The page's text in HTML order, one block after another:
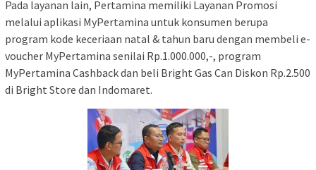
Pada layanan lain, Pertamina memiliki Layanan Promosi
melalui aplikasi MyPertamina untuk konsumen berupa
program kode keceriaan natal & tahun baru dengan membeli e-
voucher MyPertamina senilai Rp.1.000.000,-, program
MyPertamina Cashback dan beli Bright Gas Can Diskon Rp.2.500
di Bright Store dan Indomaret.